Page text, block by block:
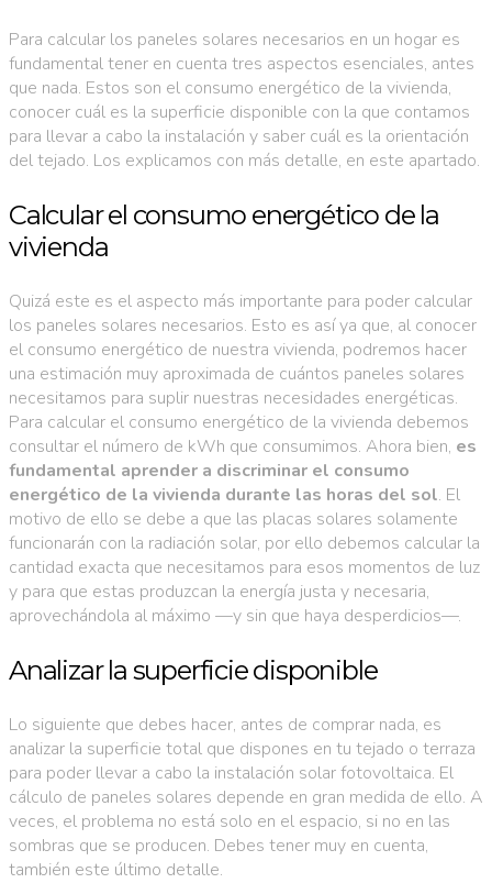
Para calcular los paneles solares necesarios en un hogar es
fundamental tener en cuenta tres aspectos esenciales, antes
que nada. Estos son el consumo energético de la vivienda,
conocer cuál es la superficie disponible con la que contamos
para llevar a cabo la instalación y saber cuál es la orientación
del tejado. Los explicamos con más detalle, en este apartado.
Calcular el consumo energético de la
vivienda
Quizá este es el aspecto más importante para poder calcular
los paneles solares necesarios. Esto es así ya que, al conocer
el consumo energético de nuestra vivienda, podremos hacer
una estimación muy aproximada de cuántos paneles solares
necesitamos para suplir nuestras necesidades energéticas.
Para calcular el consumo energético de la vivienda debemos
consultar el número de kWh que consumimos. Ahora bien, es
fundamental aprender a discriminar el consumo
energético de la vivienda durante las horas del sol. El
motivo de ello se debe a que las placas solares solamente
funcionarán con la radiación solar, por ello debemos calcular la
cantidad exacta que necesitamos para esos momentos de luz
y para que estas produzcan la energía justa y necesaria,
aprovechándola al máximo —y sin que haya desperdicios—.
Analizar la superficie disponible
Lo siguiente que debes hacer, antes de comprar nada, es
analizar la superficie total que dispones en tu tejado o terraza
para poder llevar a cabo la instalación solar fotovoltaica. El
cálculo de paneles solares depende en gran medida de ello. A
veces, el problema no está solo en el espacio, si no en las
sombras que se producen. Debes tener muy en cuenta,
también este último detalle.